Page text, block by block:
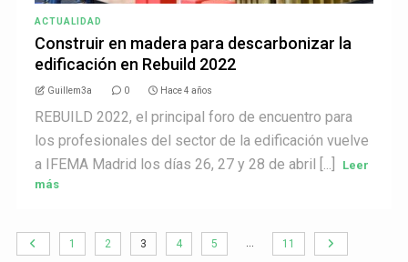
ACTUALIDAD
Construir en madera para descarbonizar la
edificación en Rebuild 2022
Guillem3a 0 Hace 4 años
REBUILD 2022, el principal foro de encuentro para
los profesionales del sector de la edificación vuelve
a IFEMA Madrid los días 26, 27 y 28 de abril [...]
Leer
más
1 2 3 4 5 … 11